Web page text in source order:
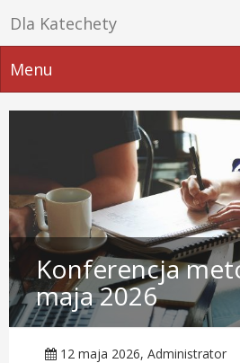
Dla Katechety
Menu
Konferencja
maja 2026
12 maja 2026, Administrator